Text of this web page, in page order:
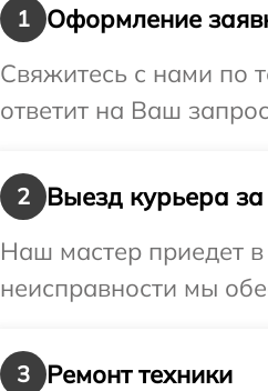
1
Оформление
Свяжитесь с нами по
ответит на Ваш
2
Выезд курьера
Наш мастер приедет
неисправности мы
3
Ремонт техники